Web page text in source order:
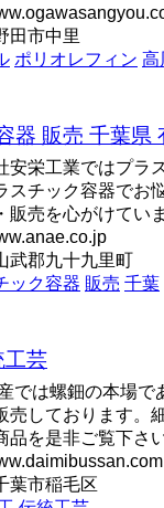
田市中里
ポリオレフィン 高
器 販売 千葉県
安栄工業ではプラ
スチック容器でお
販売を心がけてい
武郡九十九里町
ック容器 販売 千葉
工芸
では螺鈿の本場で
売しております。
品を是非ご覧下さ
葉市稲毛区